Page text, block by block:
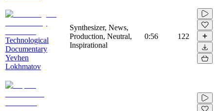
Technological
Documentary
Yevhen
Lokhmatov
Synthesizer, News,
Production, Neutral,
Inspirational
0:56 122